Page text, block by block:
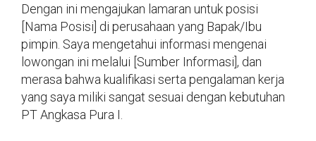
Dengan ini mengajukan lamaran untuk posisi
[Nama Posisi] di perusahaan yang Bapak/Ibu
pimpin. Saya mengetahui informasi mengenai
lowongan ini melalui [Sumber Informasi], dan
merasa bahwa kualifikasi serta pengalaman kerja
yang saya miliki sangat sesuai dengan kebutuhan
PT Angkasa Pura I.